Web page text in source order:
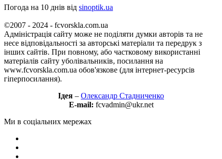
Погода на 10 днів від sinoptik.ua
©2007 - 2024 - fcvorskla.com.ua
Адміністрація сайту може не поділяти думки авторів та не
несе відповідальності за авторські матеріали та передрук з
інших сайтів. При повному, або частковому використанні
матеріалів сайту уболівальників, посилання на
www.fcvorskla.com.ua обов'язкове (для інтернет-ресурсів
гіперпосилання).
Ідея – Олександр Стадниченко
E-mail: fcvadmin@ukr.net
Ми в соціальних мережах